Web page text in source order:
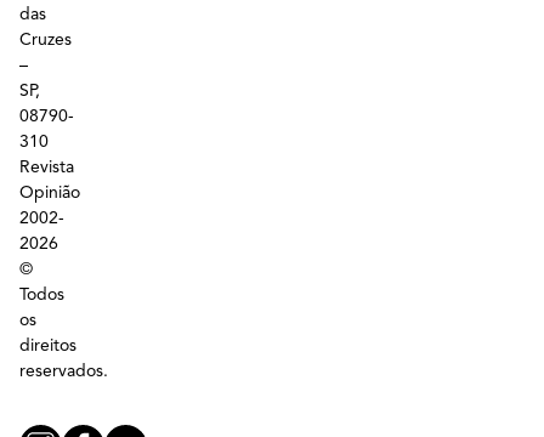
das
Cruzes
–
SP,
08790-
310
Revista
Opinião
2002-
2026
©
Todos
os
direitos
reservados.